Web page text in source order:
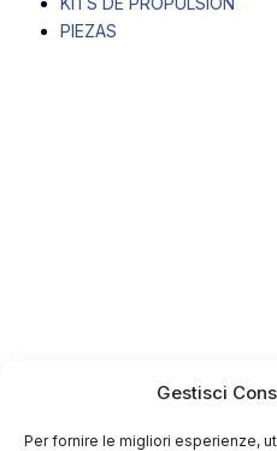
Gestisci
Per fornire le migliori esperienze,
PIEZAS